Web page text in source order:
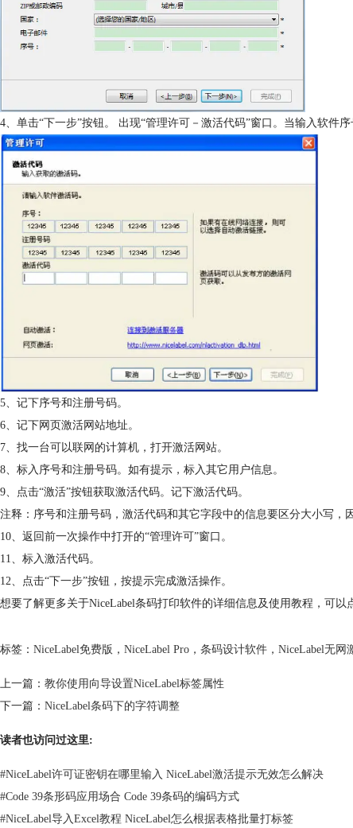
4、单击“下一步”按钮。 出现“管理许可－激活代码”窗口。当输入软件
5、记下序号和注册号码。
6、记下网页激活网站地址。
7、找一台可以联网的计算机，打开激活网站。
8、标入序号和注册号码。如有提示，标入其它用户信息。
9、点击“激活”按钮获取激活代码。记下激活代码。
注释：序号和注册号码，激活代码和其它字段中的信息要区分大小写，
10、返回前一次操作中打开的“管理许可”窗口。
11、标入激活代码。
12、点击“下一步”按钮，按提示完成激活操作。
想要了解更多关于NiceLabel条码打印软件的详细信息及使用教程，可以
标签： NiceLabel免费版 ， NiceLabel Pro ， 条码设计软件 ， NiceLabel无网
上一篇： 教你使用向导设置NiceLabel标签属性
下一篇： NiceLabel条码下的字符调整
读者也访问过这里:
#NiceLabel许可证密钥在哪里输入 NiceLabel激活提示无效怎么解决
#Code 39条形码应用场合 Code 39条码的编码方式
#NiceLabel导入Excel教程 NiceLabel怎么根据表格批量打标签